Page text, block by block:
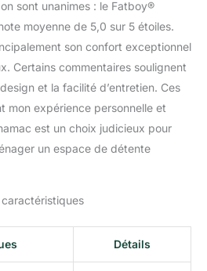
facilement à l'eau tiède et
au savon neutre et vous
bien à l'intérieur qu'à
l'extérieur
sont unanimes : le Fatboy®
moyenne de 5,0 sur 5 étoiles.
son confort exceptionnel
Certains commentaires soulignent
et la facilité d’entretien. Ces
mon expérience personnelle et
est un choix judicieux pour
un espace de détente
Détails